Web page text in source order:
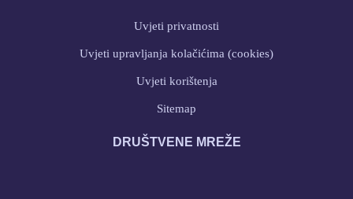
Uvjeti privatnosti
Uvjeti upravljanja kolačićima (cookies)
Uvjeti korištenja
Sitemap
DRUŠTVENE MREŽE